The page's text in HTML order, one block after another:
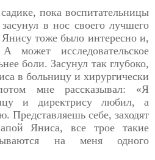
пока воспитательницы
в нос своего лучшего
тоже было интересно и,
исследовательское
боли. Засунул так глубоко,
в больницу и хирургически
мне рассказывал: «Я
и директрису любил, а
Представляешь себе, заходят
Яниса, все трое такие
на меня одного